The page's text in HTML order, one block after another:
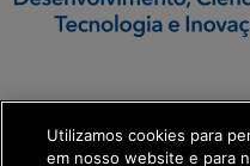
Executiva de
Transformação Digital
Utilizamos cookies para
em nosso website e para